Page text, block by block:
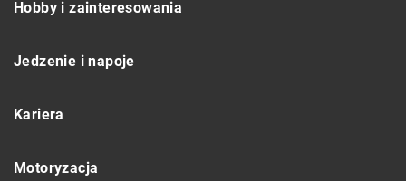
Hobby i zainteresowania
Jedzenie i napoje
Kariera
Motoryzacja